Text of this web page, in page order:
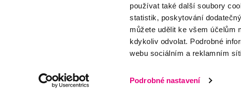
používat také další soubory
statistik, poskytování
můžete udělit ke všem účelům
kdykoliv odvolat. Podrobné
webu sociálním a reklamním
Podrobné nastavení